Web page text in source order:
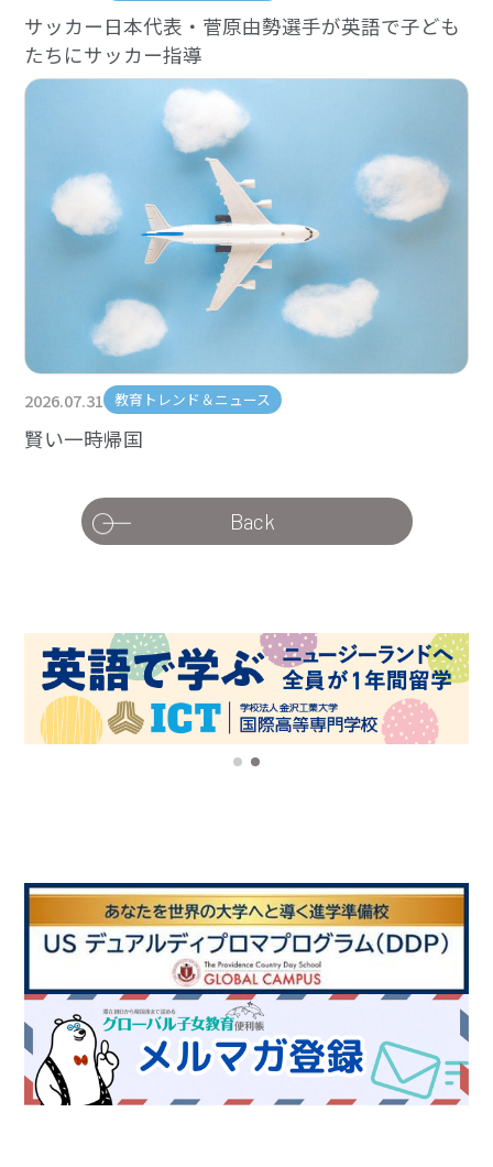
サッカー日本代表・菅原由勢選手が英語で子ども
たちにサッカー指導
2026.07.31 教育トレンド＆ニュース
賢い一時帰国
Back